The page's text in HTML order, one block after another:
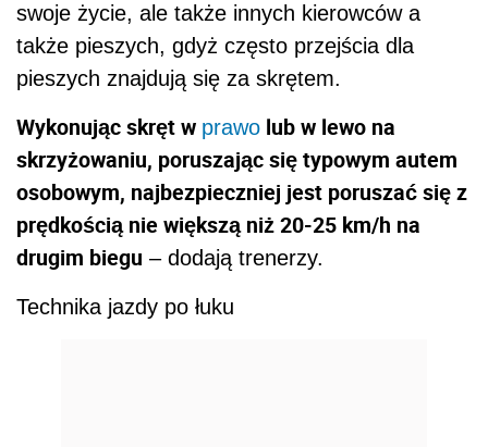
swoje życie, ale także innych kierowców a
także pieszych, gdyż często przejścia dla
pieszych znajdują się za skrętem.
Wykonując skręt w prawo lub w lewo na
skrzyżowaniu, poruszając się typowym autem
osobowym, najbezpieczniej jest poruszać się z
prędkością nie większą niż 20-25 km/h na
drugim biegu – dodają trenerzy.
Technika jazdy po łuku